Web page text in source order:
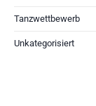
Tanzwettbewerb
Unkategorisiert